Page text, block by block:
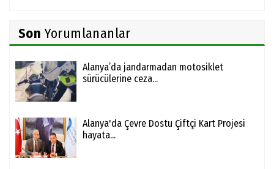
Son Yorumlananlar
Alanya’da jandarmadan motosiklet
sürücülerine ceza...
Alanya'da Çevre Dostu Çiftçi Kart Projesi
hayata...